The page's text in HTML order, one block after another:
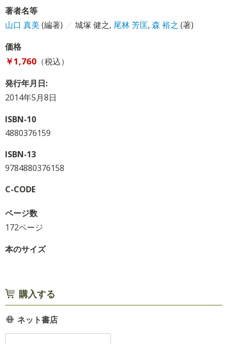
著者名等
山口 真美 (編著) ／ 城塚 健之, 尾林 芳匡, 森 裕之 (著)
価格
￥1,760（税込）
発行年月日:
2014年5月8日
ISBN-10
4880376159
ISBN-13
9784880376158
C-CODE
ページ数
172ページ
本のサイズ
購入する
ネット書店